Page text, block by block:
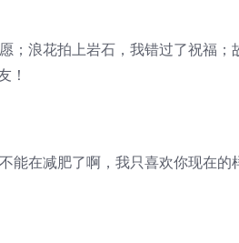
；浪花拍上岩石，我错过了祝福
！
能在减肥了啊，我只喜欢你现在